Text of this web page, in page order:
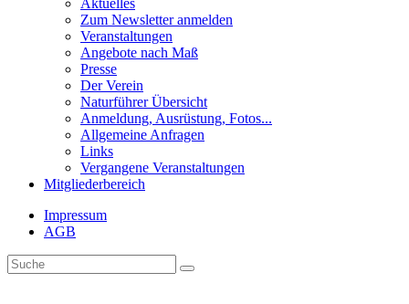
Aktuelles
Zum Newsletter anmelden
Veranstaltungen
Angebote nach Maß
Presse
Der Verein
Naturführer Übersicht
Anmeldung, Ausrüstung, Fotos...
Allgemeine Anfragen
Links
Vergangene Veranstaltungen
Mitgliederbereich
Impressum
AGB